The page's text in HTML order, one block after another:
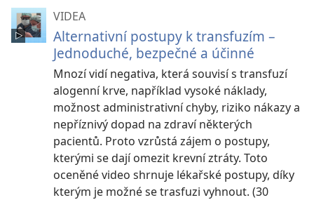
VIDEA
Alternativní postupy k transfuzím –
Jednoduché, bezpečné a účinné
Mnozí vidí negativa, která souvisí s transfuzí
alogenní krve, například vysoké náklady,
možnost administrativní chyby, riziko nákazy a
nepříznivý dopad na zdraví některých
pacientů. Proto vzrůstá zájem o postupy,
kterými se dají omezit krevní ztráty. Toto
oceněné video shrnuje lékařské postupy, díky
kterým je možné se trasfuzi vyhnout. (30